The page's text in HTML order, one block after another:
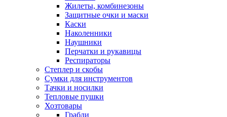
Жилеты, комбинезоны
Защитные очки и маски
Каски
Наколенники
Наушники
Перчатки и рукавицы
Респираторы
Степлер и скобы
Сумки для инструментов
Тачки и носилки
Тепловые пушки
Хозтовары
Грабли